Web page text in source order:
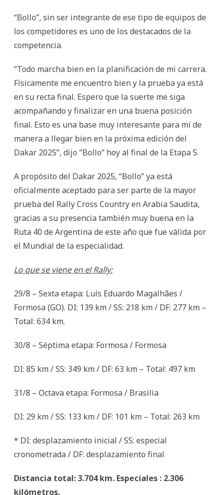
“Bollo”, sin ser integrante de ese tipo de equipos de
los competidores es uno de los destacados de la
competencia.
“Todo marcha bien en la planificación de mi carrera.
Físicamente me encuentro bien y la prueba ya está
en su recta final. Espero que la suerte me siga
acompañando y finalizar en una buena posición
final. Esto es una base muy interesante para mí de
manera a llegar bien en la próxima edición del
Dakar 2025”, dijo “Bollo” hoy al final de la Etapa 5.
A propósito del Dakar 2025, “Bollo” ya está
oficialmente aceptado para ser parte de la mayor
prueba del Rally Cross Country en Arabia Saudita,
gracias a su presencia también muy buena en la
Ruta 40 de Argentina de este año que fue válida por
el Mundial de la especialidad.
Lo que se viene en el Rally:
29/8 – Sexta etapa: Luís Eduardo Magalhães /
Formosa (GO). DI: 139 km / SS: 218 km / DF: 277 km –
Total: 634 km.
30/8 – Séptima etapa: Formosa / Formosa
DI: 85 km / SS: 349 km / DF: 63 km – Total: 497 km
31/8 – Octava etapa: Formosa / Brasilia
DI: 29 km / SS: 133 km / DF: 101 km – Total: 263 km
* DI: desplazamiento inicial / SS: especial
cronometrada / DF: desplazamiento final
Distancia total: 3.704 km. Especiales : 2.306
kilómetros.